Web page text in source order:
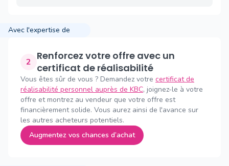
Avec l'expertise de
2 Renforcez votre offre avec un
certificat de réalisabilité
Vous êtes sûr de vous ? Demandez votre certificat de
réalisabilité personnel auprès de KBC, joignez-le à votre
offre et montrez au vendeur que votre offre est
financièrement solide. Vous aurez ainsi de l'avance sur
les autres acheteurs potentiels.
Augmentez vos chances d’achat